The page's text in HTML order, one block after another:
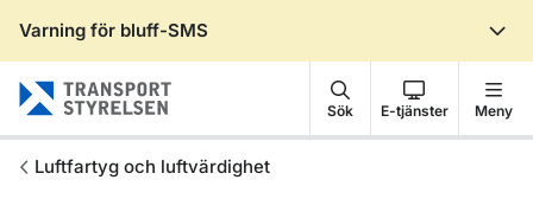
Varning för bluff-SMS
Sök E-tjänster Meny
Luftfartyg och luftvärdighet